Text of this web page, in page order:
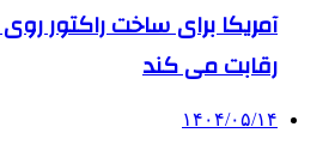
آمریکا برای ساخت راکتور
رقابت می کند
۱۴۰۴/۰۵/۱۴